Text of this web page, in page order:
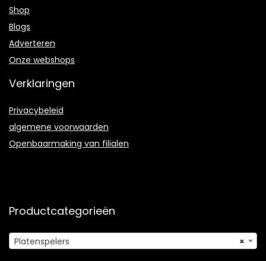
Shop
Blogs
Adverteren
Onze webshops
Verklaringen
Privacybeleid
algemene voorwaarden
Openbaarmaking van filialen
Productcategorieën
×
Platenspelers